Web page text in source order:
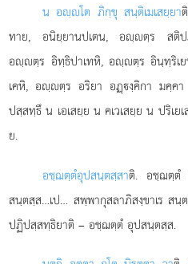
น อฺโต ภิกฺขุ สนฺติเมเสยฺยา
ทาย, อนิยฺยานปเตน, อฺตฺร สติ
อฺตฺร อิทฺธิปาเทหิ, อฺตฺร อินฺทฺริ
เคหิ, อฺตฺร อริยา อฏฺงฺคิกา มคฺ
ปสฺสทฺธึ น เอเสยฺย น คเวเสยฺย น ปริเ
ย.
อชฺฌตฺตํอุปสนฺตสฺสาติ. อชฺฌตฺตํ
สนฺตสฺส…เป… สพฺพากุสลาภิสงฺขาเร ส
ปฏิปสฺสทฺธิยาติ – อชฺฌตฺตํ อุปสนฺตสฺส.